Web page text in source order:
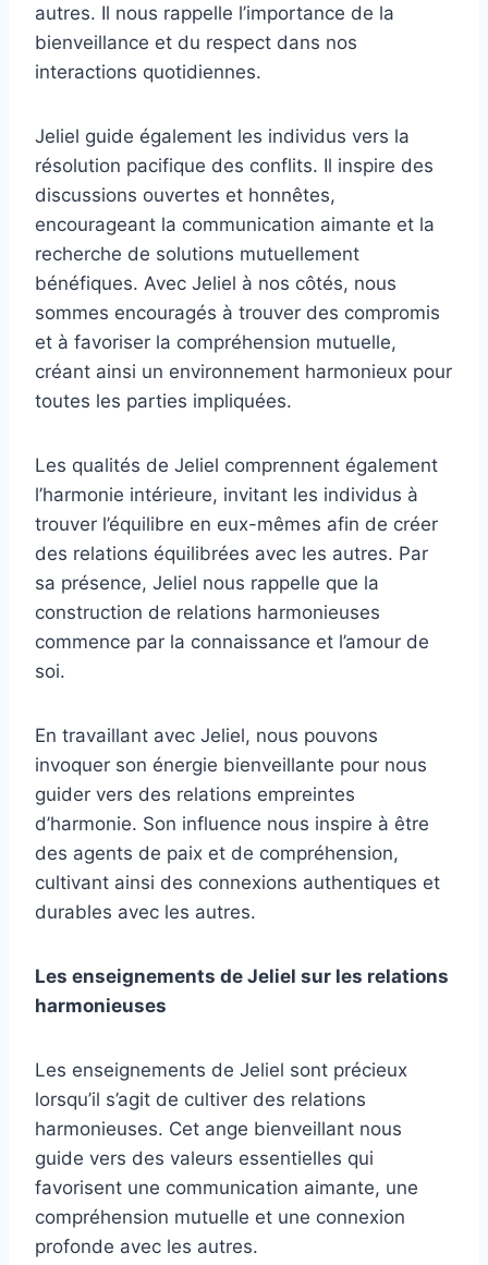
autres. Il nous rappelle l’importance de la
bienveillance et du respect dans nos
interactions quotidiennes.
Jeliel guide également les individus vers la
résolution pacifique des conflits. Il inspire des
discussions ouvertes et honnêtes,
encourageant la communication aimante et la
recherche de solutions mutuellement
bénéfiques. Avec Jeliel à nos côtés, nous
sommes encouragés à trouver des compromis
et à favoriser la compréhension mutuelle,
créant ainsi un environnement harmonieux pour
toutes les parties impliquées.
Les qualités de Jeliel comprennent également
l’harmonie intérieure, invitant les individus à
trouver l’équilibre en eux-mêmes afin de créer
des relations équilibrées avec les autres. Par
sa présence, Jeliel nous rappelle que la
construction de relations harmonieuses
commence par la connaissance et l’amour de
soi.
En travaillant avec Jeliel, nous pouvons
invoquer son énergie bienveillante pour nous
guider vers des relations empreintes
d’harmonie. Son influence nous inspire à être
des agents de paix et de compréhension,
cultivant ainsi des connexions authentiques et
durables avec les autres.
Les enseignements de Jeliel sur les relations
harmonieuses
Les enseignements de Jeliel sont précieux
lorsqu’il s’agit de cultiver des relations
harmonieuses. Cet ange bienveillant nous
guide vers des valeurs essentielles qui
favorisent une communication aimante, une
compréhension mutuelle et une connexion
profonde avec les autres.